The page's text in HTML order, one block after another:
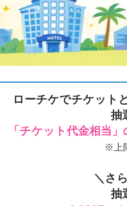
ローチケでチケット
抽
「チケット代金相当
※上
＼さ
抽